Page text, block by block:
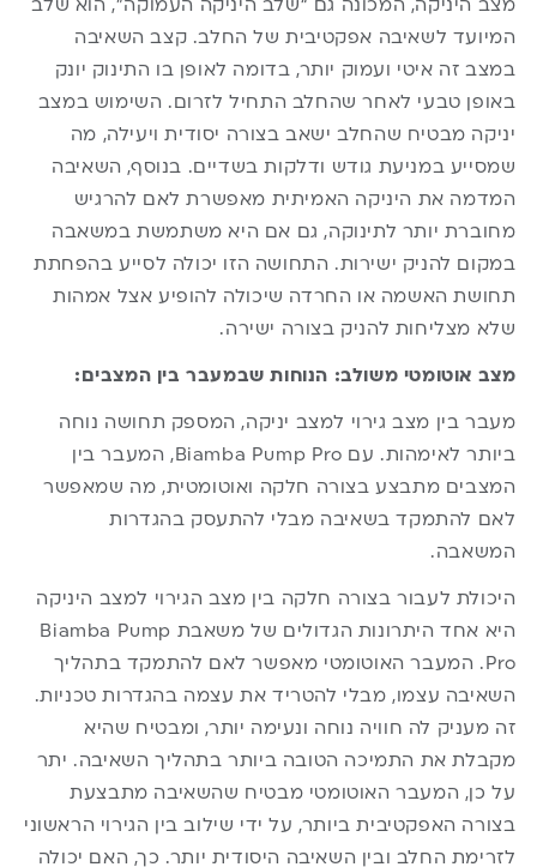
מצב היניקה, המכונה גם “שלב היניקה העמוקה”, הוא שלב
המיועד לשאיבה אפקטיבית של החלב. קצב השאיבה
במצב זה איטי ועמוק יותר, בדומה לאופן בו התינוק יונק
באופן טבעי לאחר שהחלב התחיל לזרום. השימוש במצב
יניקה מבטיח שהחלב ישאב בצורה יסודית ויעילה, מה
שמסייע במניעת גודש ודלקות בשדיים. בנוסף, השאיבה
המדמה את היניקה האמיתית מאפשרת לאם להרגיש
מחוברת יותר לתינוקה, גם אם היא משתמשת במשאבה
במקום להניק ישירות. התחושה הזו יכולה לסייע בהפחתת
תחושת האשמה או החרדה שיכולה להופיע אצל אמהות
שלא מצליחות להניק בצורה ישירה.
מצב אוטומטי משולב: הנוחות שבמעבר בין המצבים:
מעבר בין מצב גירוי למצב יניקה, המספק תחושה נוחה
ביותר לאימהות. עם Biamba Pump Pro, המעבר בין
המצבים מתבצע בצורה חלקה ואוטומטית, מה שמאפשר
לאם להתמקד בשאיבה מבלי להתעסק בהגדרות
המשאבה.
היכולת לעבור בצורה חלקה בין מצב הגירוי למצב היניקה
היא אחד היתרונות הגדולים של משאבת Biamba Pump
Pro. המעבר האוטומטי מאפשר לאם להתמקד בתהליך
השאיבה עצמו, מבלי להטריד את עצמה בהגדרות טכניות.
זה מעניק לה חוויה נוחה ונעימה יותר, ומבטיח שהיא
מקבלת את התמיכה הטובה ביותר בתהליך השאיבה. יתר
על כן, המעבר האוטומטי מבטיח שהשאיבה מתבצעת
בצורה האפקטיבית ביותר, על ידי שילוב בין הגירוי הראשוני
לזרימת החלב ובין השאיבה היסודית יותר. כך, האם יכולה